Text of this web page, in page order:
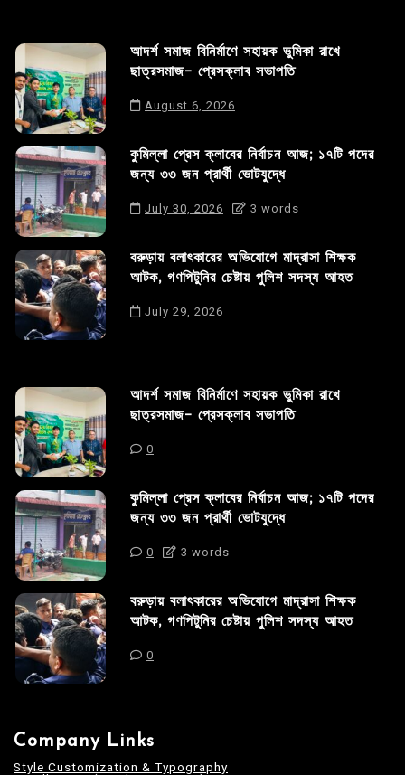
আদর্শ সমাজ বিনির্মাণে সহায়ক ভুমিকা রাখে
ছাত্রসমাজ- প্রেসক্লাব সভাপতি
August 6, 2026
কুমিল্লা প্রেস ক্লাবের নির্বাচন আজ; ১৭টি পদের
জন্য ৩৩ জন প্রার্থী ভোটযুদ্ধে
July 30, 2026 3 words
বরুড়ায় বলাৎকারের অভিযোগে মাদ্রাসা শিক্ষক
আটক, গণপিটুনির চেষ্টায় পুলিশ সদস্য আহত
July 29, 2026
আদর্শ সমাজ বিনির্মাণে সহায়ক ভুমিকা রাখে
ছাত্রসমাজ- প্রেসক্লাব সভাপতি
0
কুমিল্লা প্রেস ক্লাবের নির্বাচন আজ; ১৭টি পদের
জন্য ৩৩ জন প্রার্থী ভোটযুদ্ধে
0 3 words
বরুড়ায় বলাৎকারের অভিযোগে মাদ্রাসা শিক্ষক
আটক, গণপিটুনির চেষ্টায় পুলিশ সদস্য আহত
0
Company Links
Style Customization & Typography